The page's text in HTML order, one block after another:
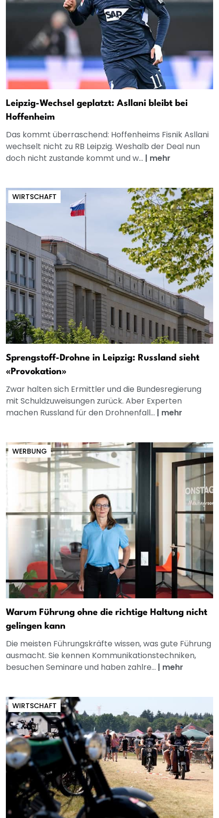
Leipzig-Wechsel geplatzt: Asllani bleibt bei
Hoffenheim
Das kommt überraschend: Hoffenheims Fisnik Asllani
wechselt nicht zu RB Leipzig. Weshalb der Deal nun
doch nicht zustande kommt und w... | mehr
WIRTSCHAFT
Sprengstoff-Drohne in Leipzig: Russland sieht
«Provokation»
Zwar halten sich Ermittler und die Bundesregierung
mit Schuldzuweisungen zurück. Aber Experten
machen Russland für den Drohnenfall... | mehr
WERBUNG
Warum Führung ohne die richtige Haltung nicht
gelingen kann
Die meisten Führungskräfte wissen, was gute Führung
ausmacht. Sie kennen Kommunikationstechniken,
besuchen Seminare und haben zahlre... | mehr
WIRTSCHAFT